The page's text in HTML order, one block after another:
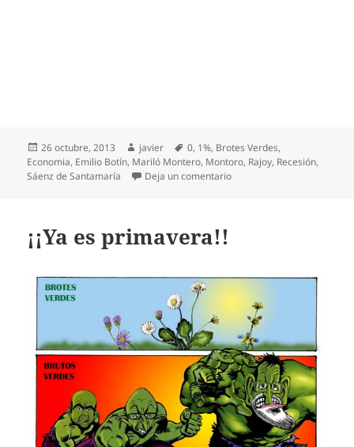
Publicado
el
26 octubre, 2013 Autor
javier Etiquetas
0, 1%, Brotes Verdes,
Economia, Emilio Botín, Mariló Montero, Montoro, Rajoy, Recesión,
Sáenz de Santamaría
Deja un comentarioen Adiós a la recesión
¡¡Ya es primavera!!